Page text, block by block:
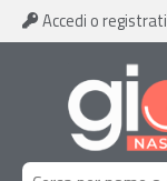
Accedi o registrati